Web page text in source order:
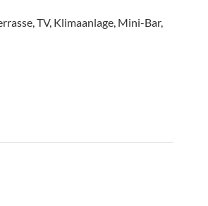
TV, Klimaanlage, Mini-Bar,